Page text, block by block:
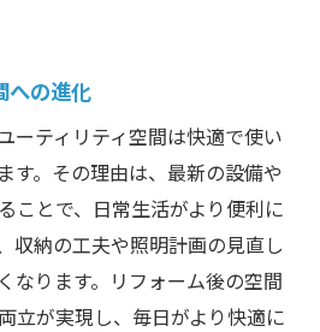
への進化
ーティリティ空間は快適で使い
す。その理由は、最新の設備や
ことで、日常生活がより便利に
収納の工夫や照明計画の見直し
なります。リフォーム後の空間
立が実現し、毎日がより快適に